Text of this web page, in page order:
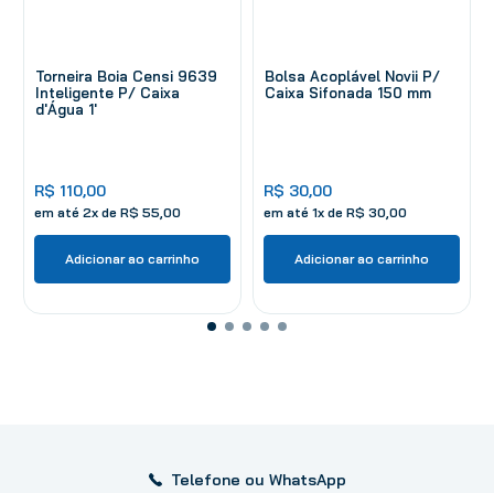
Torneira Boia Censi 9639
Inteligente P/ Caixa
d'Água 1'
R$ 110,00
em até 2x de R$ 55 00
Adicionar ao carrinho
Bolsa Acoplável Novii P/
Caixa Sifonada 150 mm
R$ 30,00
em até 1x de R$ 30 00
Adicionar ao carrinho
Telefone ou WhatsApp